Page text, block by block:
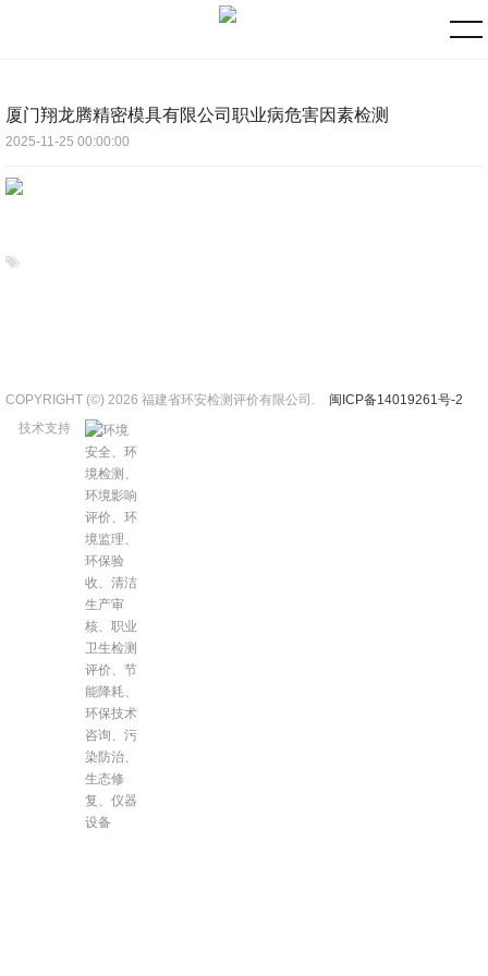
厦门翔龙腾精密模具有限公司职业病危害因素检测
2025-11-25 00:00:00
COPYRIGHT (©) 2026 福建省环安检测评价有限公司.
闽ICP备14019261号-2
技术支持